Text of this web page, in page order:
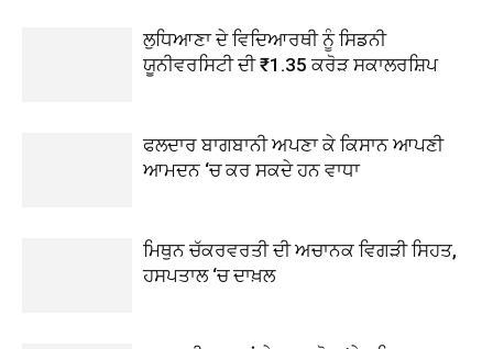
ਲੁਧਿਆਣਾ ਦੇ ਵਿਦਿਆਰਥੀ ਨੂੰ ਸਿਡਨੀ
ਯੂਨੀਵਰਸਿਟੀ ਦੀ ₹1.35 ਕਰੋੜ ਸਕਾਲਰਸ਼ਿਪ
ਫਲਦਾਰ ਬਾਗਬਾਨੀ ਅਪਣਾ ਕੇ ਕਿਸਾਨ ਆਪਣੀ
ਆਮਦਨ ‘ਚ ਕਰ ਸਕਦੇ ਹਨ ਵਾਧਾ
ਮਿਥੁਨ ਚੱਕਰਵਰਤੀ ਦੀ ਅਚਾਨਕ ਵਿਗੜੀ ਸਿਹਤ,
ਹਸਪਤਾਲ ‘ਚ ਦਾਖ਼ਲ